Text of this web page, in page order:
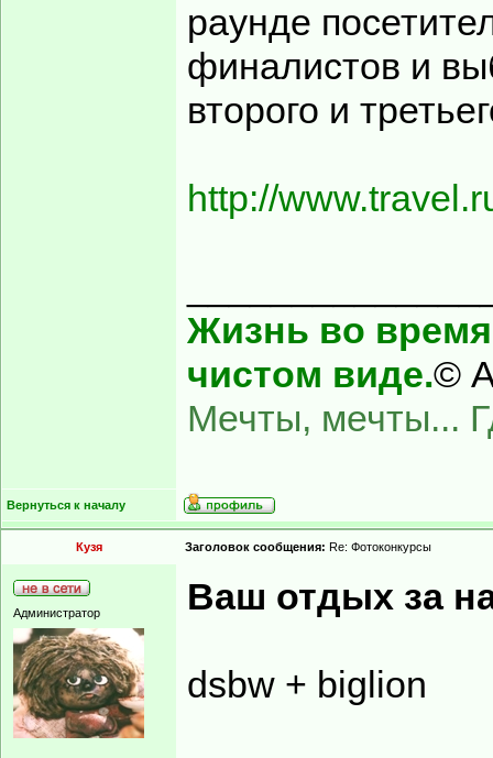
раунде
финалистов и
второго и
http://
Жизнь во время
чистом виде.©
Мечты, мечты...
Вернуться к началу
Кузя Заголовок сообщения: Re: Фотоконкурсы
Администратор Ваш отдых за
dsbw + biglion